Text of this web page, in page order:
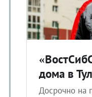
дома в
Досрочно на